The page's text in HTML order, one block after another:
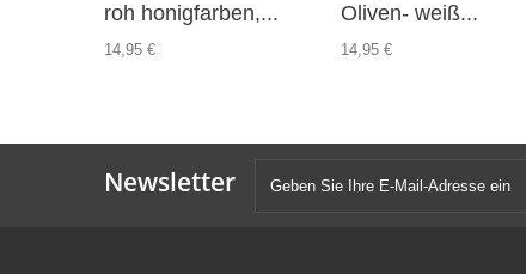
roh honigfarben,...
14,95 €
Oliven- weiß...
14,95 €
Newsletter